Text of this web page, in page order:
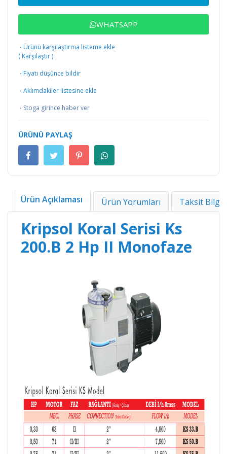
WHATSAPP
· Ürünü karşılaştırma listeme ekle
( Karşılaştır)
· Fiyatı düşünce bildir
· Aklımdakiler listesine ekle
· Stoga girince haber ver
ÜRÜNÜ PAYLAŞ
Ürün Açıklaması Ürün Yorumları Taksit
Kripsol Koral Serisi Ks
200.B 2 Hp II Monofaze